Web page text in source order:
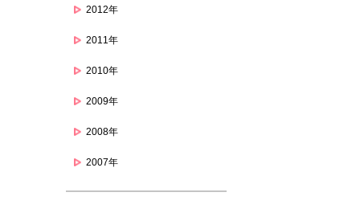
2012年
2011年
2010年
2009年
2008年
2007年